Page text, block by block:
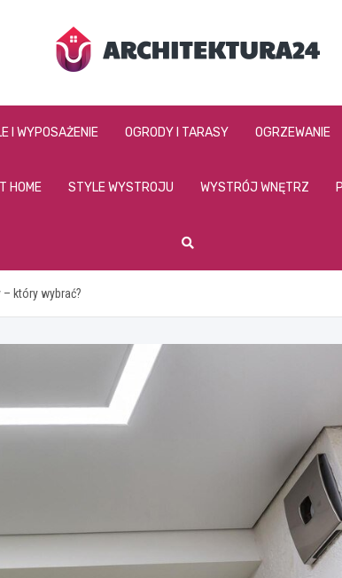
architektura24.pl
I WYPOSAŻENIE OGRODY I TARASY OGRZEWANIE
HOME STYLE WYSTROJU WYSTRÓJ WNĘTRZ
który wybrać?